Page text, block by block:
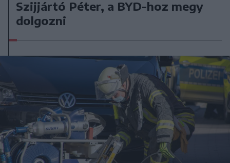
Szijjártó Péter, a BYD-hoz megy
dolgozni